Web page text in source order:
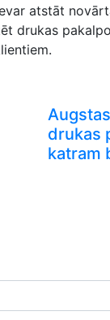
atstāt
drukas
drukas
katram